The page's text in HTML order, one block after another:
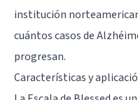
institución
cuántos casos de
progresan.
Características y